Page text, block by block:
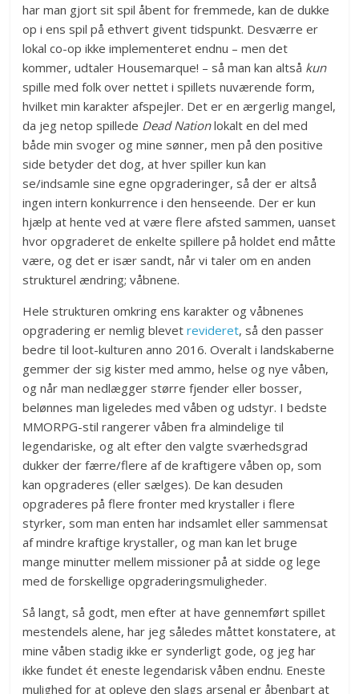
har man gjort sit spil åbent for fremmede, kan de dukke
op i ens spil på ethvert givent tidspunkt. Desværre er
lokal co-op ikke implementeret endnu – men det
kommer, udtaler Housemarque! – så man kan altså kun
spille med folk over nettet i spillets nuværende form,
hvilket min karakter afspejler. Det er en ærgerlig mangel,
da jeg netop spillede Dead Nationlokalt en del med
både min svoger og mine sønner, men på den positive
side betyder det dog, at hver spiller kun kan
se/indsamle sine egne opgraderinger, så der er altså
ingen intern konkurrence i den henseende. Der er kun
hjælp at hente ved at være flere afsted sammen, uanset
hvor opgraderet de enkelte spillere på holdet end måtte
være, og det er især sandt, når vi taler om en anden
strukturel ændring; våbnene.
Hele strukturen omkring ens karakter og våbnenes
opgradering er nemlig blevetrevideret, så den passer
bedre til loot-kulturen anno 2016. Overalt i landskaberne
gemmer der sig kister med ammo, helse og nye våben,
og når man nedlægger større fjender eller bosser,
belønnes man ligeledes med våben og udstyr. I bedste
MMORPG-stil rangerer våben fra almindelige til
legendariske, og alt efter den valgte sværhedsgrad
dukker der færre/flere af de kraftigere våben op, som
kan opgraderes (eller sælges). De kan desuden
opgraderes på flere fronter med krystaller i flere
styrker, som man enten har indsamlet eller sammensat
af mindre kraftige krystaller, og man kan let bruge
mange minutter mellem missioner på at sidde og lege
med de forskellige opgraderingsmuligheder.
Så langt, så godt, men efter at have gennemført spillet
mestendels alene, har jeg således måttet konstatere, at
mine våben stadig ikke er synderligt gode, og jeg har
ikke fundet ét eneste legendarisk våben endnu. Eneste
mulighed for at opleve den slags arsenal er åbenbart at